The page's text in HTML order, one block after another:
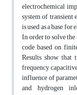
electrochemical
system of transient
is used as a base
In order to solve
code based on
Results show that
frequency
influence of
and hydrogen